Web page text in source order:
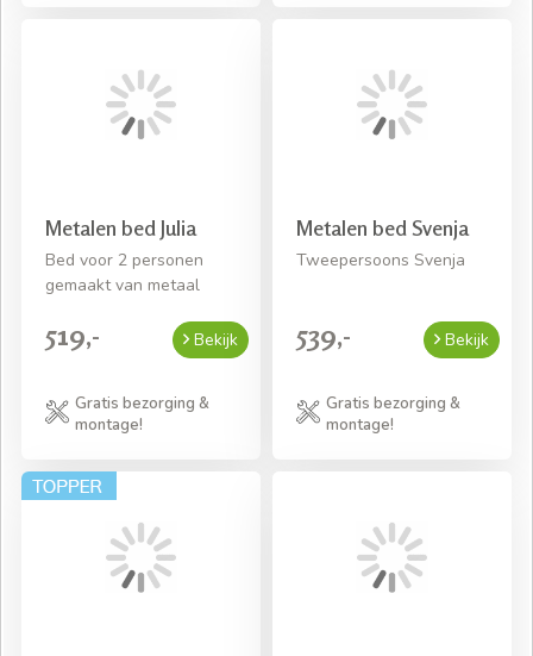
Metalen bed Julia
Bed voor 2 personen
gemaakt van metaal
519,- Bekijk
Gratis bezorging &
montage!
Metalen bed Svenja
Tweepersoons Svenja
539,- Bekijk
Gratis bezorging &
montage!